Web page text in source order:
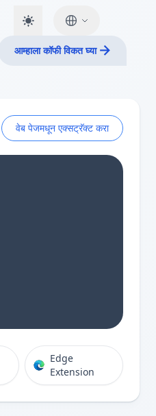
आम्हाला कॉफी विकत घ्या
वेब पेजमधून एक्सट्रॅक्ट करा
Edge
Extension